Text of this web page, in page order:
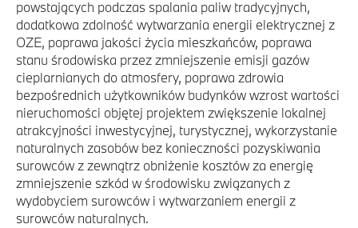
powstających podczas spalania paliw tradycyjnych,
dodatkowa zdolność wytwarzania energii elektrycznej z
OZE, poprawa jakości życia mieszkańców, poprawa
stanu środowiska przez zmniejszenie emisji gazów
cieplarnianych do atmosfery, poprawa zdrowia
bezpośrednich użytkowników budynków wzrost wartości
nieruchomości objętej projektem zwiększenie lokalnej
atrakcyjności inwestycyjnej, turystycznej, wykorzystanie
naturalnych zasobów bez konieczności pozyskiwania
surowców z zewnątrz obniżenie kosztów za energię
zmniejszenie szkód w środowisku związanych z
wydobyciem surowców i wytwarzaniem energii z
surowców naturalnych.